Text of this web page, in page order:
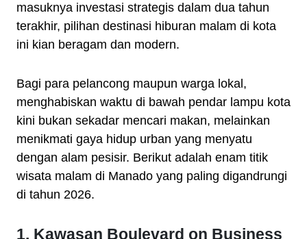
masuknya investasi strategis dalam dua tahun
terakhir, pilihan destinasi hiburan malam di kota
ini kian beragam dan modern.
Bagi para pelancong maupun warga lokal,
menghabiskan waktu di bawah pendar lampu kota
kini bukan sekadar mencari makan, melainkan
menikmati gaya hidup urban yang menyatu
dengan alam pesisir. Berikut adalah enam titik
wisata malam di Manado yang paling digandrungi
di tahun 2026.
1. Kawasan Boulevard on Business